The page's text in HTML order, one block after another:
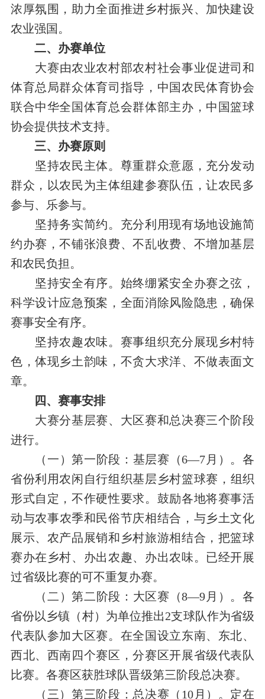
浓厚氛围，助力全面推进乡村振兴、加快建设
农业强国 。
二、办赛单位
大赛由农业农村部农村社会事业促进司和
体育总局群众体育司指导， 中国农民体育协会
联合中华全国体育总会群体部主办 ，中国篮球
协会提供技术支持。
三、 办赛原则
坚持农民主体。 尊重群众意愿，充分发动
群众，以农民为主体组建参赛队伍，让农民多
参与、乐参与。
坚持务实简约。 充分利用现有场地设施简
约办赛，不铺张浪费、不乱收费、不增加基层
和农民负担。
坚持安全有序。 始终绷紧安全办赛之弦，
科学设计应急预案，全面消除风险隐患，确保
赛事安全有序。
坚持农趣农味。 赛事组织充分展现乡村特
色，体现乡土韵味，不贪大求洋、不做表面文
章。
四、赛事安排
大赛分基层赛、大区赛和总决赛三个阶段
进行。
（一）第一阶段：基层赛（6—7 月）。各
省份利用农闲 自行组织基层乡村篮球赛， 组织
形式自定，不作硬性要求。 鼓励各地将赛事活
动与农事农季和民俗节庆相结合，与乡土文化
展示、农产品展销和乡村旅游相结合，把篮球
赛办在乡村、办出农趣、 办出农味。已经开展
过省级比赛的可不重复办赛。
（二）第二阶段：大区赛（8—9 月）。各
省份以乡镇（村）为单位推出2支球队作为省级
代表队参加大区赛。 在全国设立东南、东北、
西北、西南四个赛区，分赛区开展省级代表队
比赛。 各赛区获胜球队晋级第三阶段总决赛。
（三）第三阶段：总决赛（ 10月）。 定在